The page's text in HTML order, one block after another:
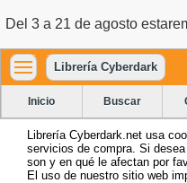
Del 3 a 21 de agosto
Librería Cyberdark
Inicio Buscar
Librería Cyberdark.net usa
servicios de compra. Si
son y en qué le afectan por
El uso de nuestro sitio web